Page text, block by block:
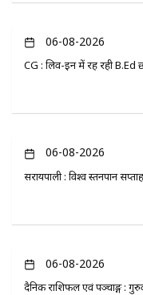
06-08-2026
CG : लिव-इन में रह रही B.Ed
06-08-2026
सरायपाली : विश्व स्तनपान
06-08-2026
दैनिक राशिफल एवं पञ्चाङ्ग :